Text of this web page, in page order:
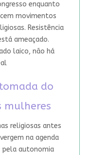
enquanto
movimentos
Resistência
ameaçado.
laico, não há
do
mulheres
religiosas antes
na agenda
pela autonomia